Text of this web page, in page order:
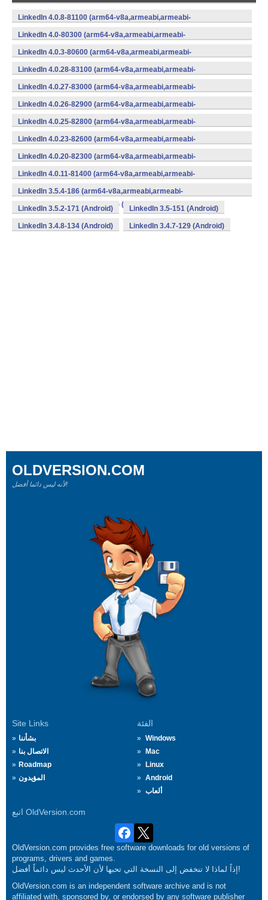
LinkedIn 4.0.8-81100 (arm64-v8a,armeabi,armeabi-
v7a,mips,mips64,x86,x86_64) (Android)
LinkedIn 4.0-80300 (arm64-v8a,armeabi,armeabi-
v7a,mips,mips64,x86,x86_64) (Android)
LinkedIn 4.0.3-80600 (arm64-v8a,armeabi,armeabi-
v7a,mips,mips64,x86,x86_64) (Android)
LinkedIn 4.0.28-83100 (arm64-v8a,armeabi,armeabi-
v7a,mips,mips64,x86,x86_64) (Android)
LinkedIn 4.0.27-83000 (arm64-v8a,armeabi,armeabi-
v7a,mips,mips64,x86,x86_64) (Android)
LinkedIn 4.0.26-82900 (arm64-v8a,armeabi,armeabi-
v7a,mips,mips64,x86,x86_64) (Android)
LinkedIn 4.0.25-82800 (arm64-v8a,armeabi,armeabi-
v7a,mips,mips64,x86,x86_64) (Android)
LinkedIn 4.0.23-82600 (arm64-v8a,armeabi,armeabi-
v7a,mips,mips64,x86,x86_64) (Android)
LinkedIn 4.0.20-82300 (arm64-v8a,armeabi,armeabi-
v7a,mips,mips64,x86,x86_64) (Android)
LinkedIn 4.0.11-81400 (arm64-v8a,armeabi,armeabi-
v7a,mips,mips64,x86,x86_64) (Android)
LinkedIn 3.5.4-186 (arm64-v8a,armeabi,armeabi-
v7a,mips,mips64,x86,x86_64) (Android)
LinkedIn 3.5.2-171 (Android) LinkedIn 3.5-151 (Android)
LinkedIn 3.4.8-134 (Android) LinkedIn 3.4.7-129 (Android)
Site Links
بشأننا
الاتصال بنا
Roadmap
المؤيدون
الفئة
Windows
Mac
Linux
Android
ألعاب
اتبع OldVersion.com
OLDVERSION.COM
لأنه ليس دائما أفضل!
OldVersion.com provides free software downloads for old versions of
programs, drivers and games.
إذاً لماذا لا تنخفض إلى النسخة التي تحبها لأن الأحدث ليس دائماً أفضل!
OldVersion.com is an independent software archive and is not
affiliated with, sponsored by, or endorsed by any software publisher